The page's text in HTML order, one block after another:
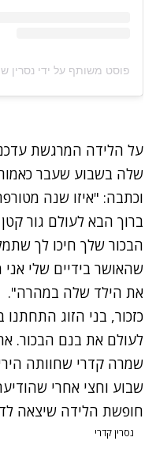
פוסט משותף על ידי ‏‎נסרין שמיר|Nasreen Kadri‎‏ (@‏‎nasrinkadry‎‏)
על הלידה המרגשת
שלה בשבוע שעבר
וכתבה: "איזו שנה
ברוך הבא לעולם גור
הבכור שלך חיכו לך
שהאושר בידיים שלי
את הילד שלה במהרה".
לעולם את בנם הבכור.
שמרה קדרי שחוותה
שבוע וחצי אחרי
חופשת הלידה שיצאה
נסרין קדרי